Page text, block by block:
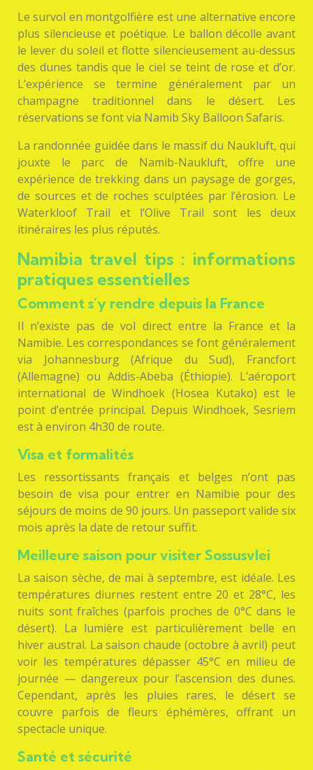
Le survol en montgolfière est une alternative encore
plus silencieuse et poétique. Le ballon décolle avant
le lever du soleil et flotte silencieusement au-dessus
des dunes tandis que le ciel se teint de rose et d’or.
L’expérience se termine généralement par un
champagne traditionnel dans le désert. Les
réservations se font via Namib Sky Balloon Safaris.
La randonnée guidée dans le massif du Naukluft, qui
jouxte le parc de Namib-Naukluft, offre une
expérience de trekking dans un paysage de gorges,
de sources et de roches sculptées par l’érosion. Le
Waterkloof Trail et l’Olive Trail sont les deux
itinéraires les plus réputés.
Namibia travel tips : informations
pratiques essentielles
Comment s’y rendre depuis la France
Il n’existe pas de vol direct entre la France et la
Namibie. Les correspondances se font généralement
via Johannesburg (Afrique du Sud), Francfort
(Allemagne) ou Addis-Abeba (Éthiopie). L’aéroport
international de Windhoek (Hosea Kutako) est le
point d’entrée principal. Depuis Windhoek, Sesriem
est à environ 4h30 de route.
Visa et formalités
Les ressortissants français et belges n’ont pas
besoin de visa pour entrer en Namibie pour des
séjours de moins de 90 jours. Un passeport valide six
mois après la date de retour suffit.
Meilleure saison pour visiter Sossusvlei
La saison sèche, de mai à septembre, est idéale. Les
températures diurnes restent entre 20 et 28°C, les
nuits sont fraîches (parfois proches de 0°C dans le
désert). La lumière est particulièrement belle en
hiver austral. La saison chaude (octobre à avril) peut
voir les températures dépasser 45°C en milieu de
journée — dangereux pour l’ascension des dunes.
Cependant, après les pluies rares, le désert se
couvre parfois de fleurs éphémères, offrant un
spectacle unique.
Santé et sécurité